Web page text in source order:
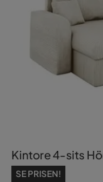
Kintore 4-sits
SE PRISEN!